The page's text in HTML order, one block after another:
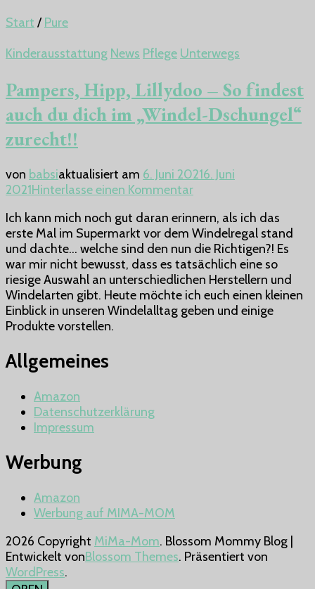
Start / Pure
Kinderausstattung News Pflege Unterwegs
Pampers, Hipp, Lillydoo – So findest
auch du dich im „Windel-Dschungel“
zurecht!!
von babsiaktualisiert am 6. Juni 20216. Juni
2021Hinterlasse einen Kommentarzu
Hipp,
Lillydoo
–
So
findest
auch
du
Ich kann mich noch gut daran erinnern, als ich das
erste Mal im Supermarkt vor dem Windelregal stand
und dachte… welche sind den nun die Richtigen?! Es
war mir nicht bewusst, dass es tatsächlich eine so
riesige Auswahl an unterschiedlichen Herstellern und
Windelarten gibt. Heute möchte ich euch einen kleinen
Einblick in unseren Windelalltag geben und einige
Produkte vorstellen.
Allgemeines
Amazon
Datenschutzerklärung
Impressum
Werbung
Amazon
Werbung auf MIMA-MOM
2026 Copyright MiMa-Mom. Blossom Mommy Blog |
Entwickelt vonBlossom Themes. Präsentiert von
WordPress.